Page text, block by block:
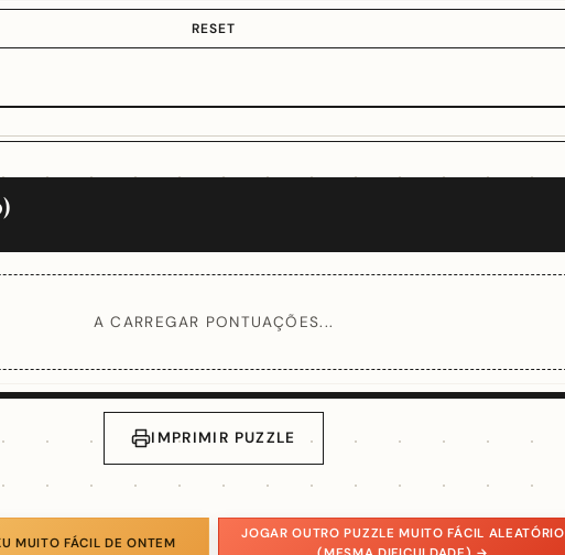
RESET
A CARREGAR PONTUAÇÕES...
IMPRIMIR PUZZLE
MUITO FÁCIL DE ONTEM
JOGAR OUTRO PUZZLE MUITO FÁCIL ALEATÓRIO